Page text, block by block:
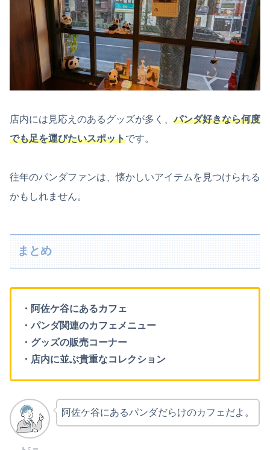
店内には見応えのあるグッズが多く、 パンダ好きなら何度
でも足を運びたいスポットです。
往年のパンダファンは、懐かしいアイテムを見つけられる
かもしれません。
まとめ
・阿佐ケ谷にあるカフェ
・パンダ関連のカフェメニュー
・グッズの販売コーナー
・店内に並ぶ貴重なコレクション
阿佐ケ谷にあるパンダだらけのカフェだよ。